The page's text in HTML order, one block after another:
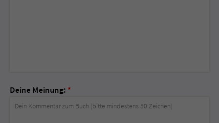
Deine Meinung: *